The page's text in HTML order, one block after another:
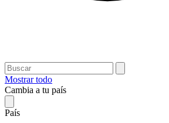
Mostrar todo
Cambia a tu país
País